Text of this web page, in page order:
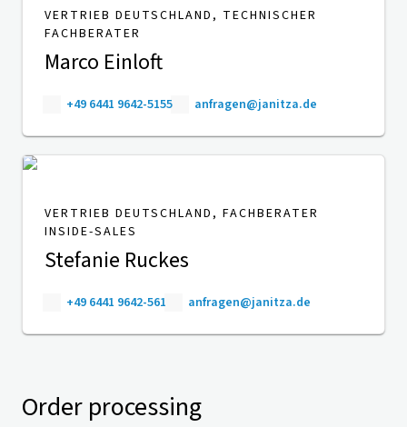
VERTRIEB DEUTSCHLAND, TECHNISCHER
FACHBERATER
Marco Einloft
+49 6441 9642-5155 anfragen@janitza.de
VERTRIEB DEUTSCHLAND, FACHBERATER
INSIDE-SALES
Stefanie Ruckes
+49 6441 9642-561 anfragen@janitza.de
Order processing